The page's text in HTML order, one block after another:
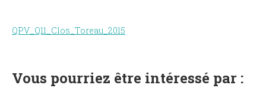
QPV_Q11_Clos_Toreau_2015
Vous pourriez être intéressé par :